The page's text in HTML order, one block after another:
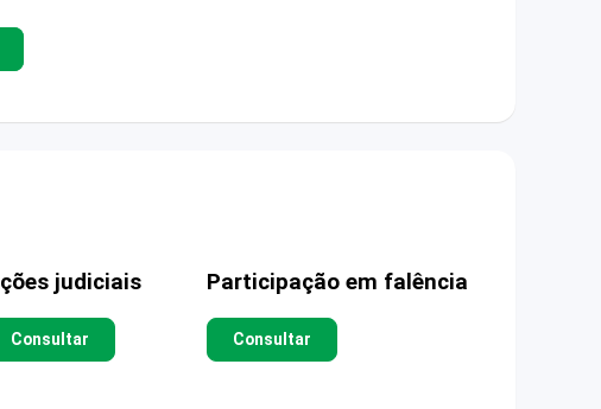
judiciais
Consultar
Participação em falência
Consultar